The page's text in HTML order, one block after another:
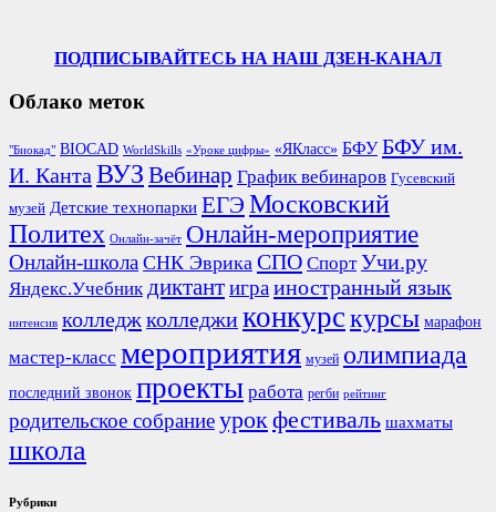
ПОДПИСЫВАЙТЕСЬ НА НАШ ДЗЕН-КАНАЛ
Облако меток
"Биокад" BIOCAD WorldSkills «Уроке цифры» «ЯКласс» БФУ БФУ им.
И. Канта ВУЗ Вебинар График вебинаров Гусевский
музей Детские технопарки ЕГЭ Московский
Политех Онлайн-зачёт Онлайн-мероприятие
Онлайн-школа СНК Эврика СПО Спорт Учи.ру
Яндекс.Учебник диктантиграиностранный язык
интенсив колледжколледжиконкурскурсы марафон
мастер-класс мероприятия музей олимпиада
последний звонок проекты работа регби рейтинг
родительское собраниеурокфестиваль шахматы
школа
Рубрики